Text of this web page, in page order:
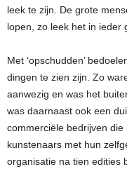
leek te zijn. De grote
lopen, zo leek het in ieder
Met ‘opschudden’
dingen te zien zijn. Zo
aanwezig en was het
was daarnaast ook een
commerciële bedrijven
kunstenaars met hun
organisatie na tien edities